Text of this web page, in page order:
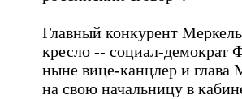
Главный конкурент
кресло -- социал-демократ
ныне вице-канцлер и
на свою начальницу в